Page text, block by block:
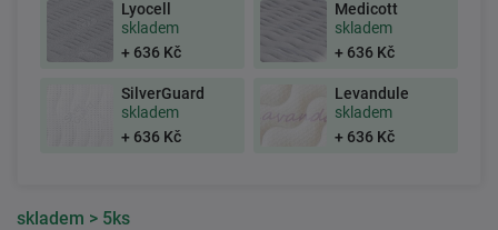
Lyocell
skladem
+ 636 Kč
Medicott
skladem
+ 636 Kč
SilverGuard
skladem
+ 636 Kč
Levandule
skladem
+ 636 Kč
skladem > 5ks